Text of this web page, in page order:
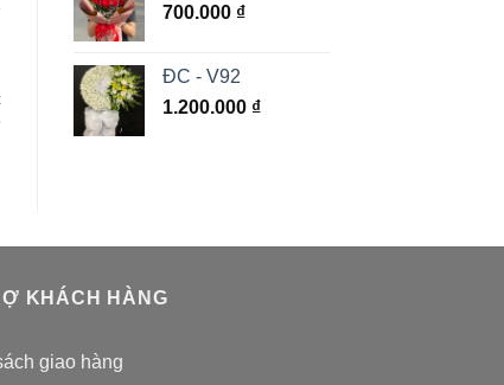
700.000 ₫
ĐC - V92
1.200.000 ₫
KHÁCH HÀNG
giao hàng